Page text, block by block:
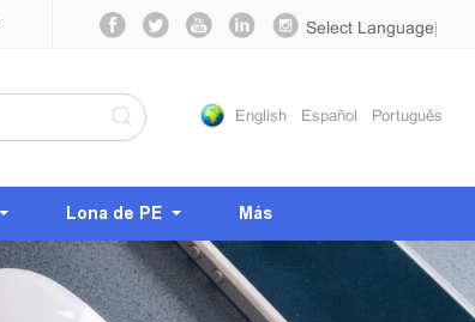
Select Language
English Español Português
Lona de PE Más